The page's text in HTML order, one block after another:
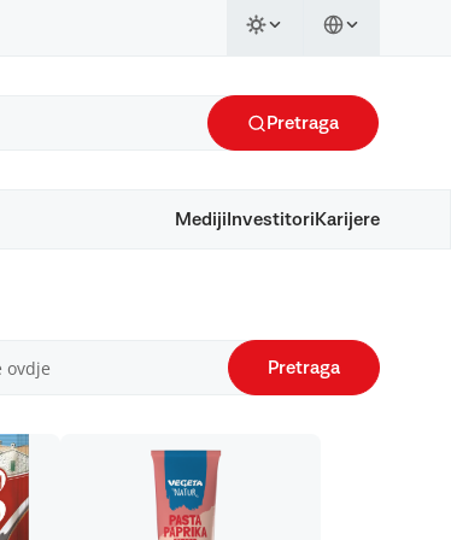
Pretraga
Mediji Investitori Karijere
Pretraga